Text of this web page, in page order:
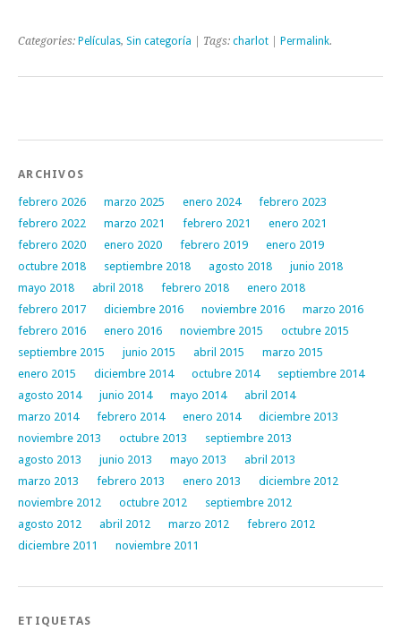
Categories: Películas, Sin categoría | Tags: charlot Permalink.
Post navigation
ARCHIVOS
febrero 2026 marzo 2025 enero 2024
febrero 2023
febrero 2022
marzo 2021 febrero 2021
enero 2021
febrero 2020
enero 2020 febrero 2019
enero 2019
octubre 2018
septiembre 2018 agosto 2018
junio 2018
mayo 2018
abril 2018 febrero 2018
enero 2018
febrero 2017
diciembre 2016 noviembre 2016
marzo 2016
febrero 2016
enero 2016 noviembre 2015
octubre 2015
septiembre 2015
junio 2015 abril 2015
marzo 2015
enero 2015
diciembre 2014 octubre 2014
septiembre 2014
agosto 2014
junio 2014 mayo 2014
abril 2014
marzo 2014
febrero 2014 enero 2014
diciembre 2013
noviembre 2013
octubre 2013
septiembre 2013
agosto 2013
junio 2013 mayo 2013
abril 2013
marzo 2013
febrero 2013 enero 2013
diciembre 2012
noviembre 2012
octubre 2012
septiembre 2012
agosto 2012
abril 2012 marzo 2012
febrero 2012
diciembre 2011
noviembre 2011
ETIQUETAS